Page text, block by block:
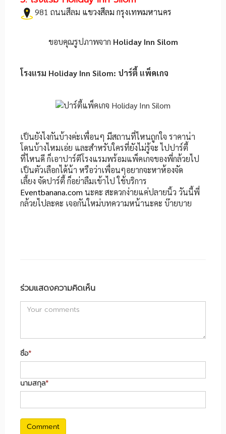
981 ถนนสีลม แขวงสีลม กรุงเทพมหานคร
ขอบคุณรูปภาพจาก Holiday Inn Silom
โรงแรม Holiday Inn Silom: ปาร์ตี้ แพ็คเกจ
เป็นยังไงกันบ้างค่ะเพื่อนๆ มีสถานที่ไหนถูกใจ ราคาน่า
โดนบ้างไหมเอ่ย และสำหรับใครที่ยังไม่รู้จะ ไปปาร์ตี้
ที่ไหนดี ก็เอาปาร์ตีโรงแรมพร้อมแพ็คเกจของพี่กล้วยไป
เป็นตัวเลือกได้น้า หรือว่าเพื่อนๆอยากจะหาห้องจัด
เลี้ยง จัดปาร์ตี้ ก็อย่าลืมเข้าไป ใช้บริการ
Eventbanana.com นะคะ สะดวกง่ายแค่ปลายนิ้ว วันนี้พี่
กล้วยไปละคะ เจอกันใหม่บทความหน้านะคะ บ๊ายบาย
ร่วมแสดงความคิดเห็น
ชื่อ*
นามสกุล*
Comment